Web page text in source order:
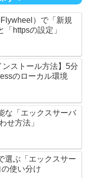
）で「新規
「httpsの設定」
ンストール方法】5分
のローカル環境
な「エックスサーバ
せ方法」
選ぶ「エックスサー
使い分け